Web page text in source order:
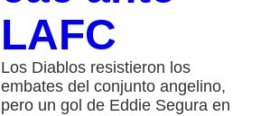
LAFC
Los Diablos resistieron los
embates del conjunto angelino,
pero un gol de Eddie Segura en